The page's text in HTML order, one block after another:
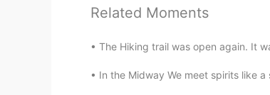
maori
Related Moments
The Hiking trail was open again. It
In the Midway We meet spirits like